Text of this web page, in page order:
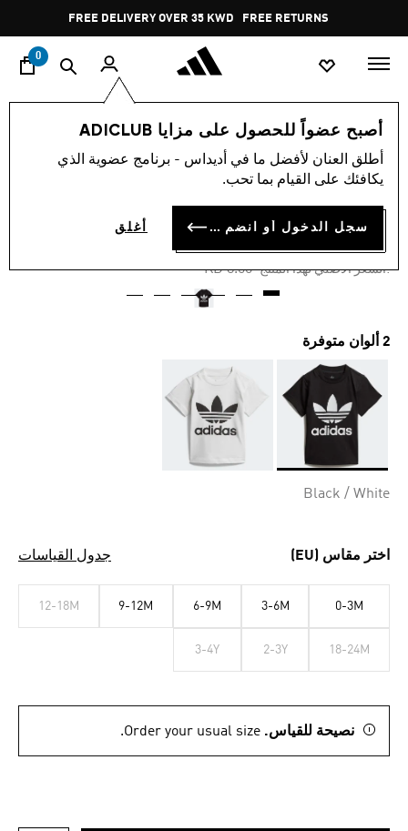
Pause
promotion
rotation
FREE DELIVERY OVER 35 KWD FREE RETURNS
0
أصبح عضواً للحصول على مزايا ADICLUB
أطلق العنان لأفضل ما في أديداس - برنامج عضوية الذي
يكافئك على القيام بما تحب.
سجل الدخول أو انضم الآن أغلق
الأطفال الملابس
-55%
تيشيرت TREFOIL
KD 3.60
:السعر الأصلي لهذا المنتج Price reduced from
KD 8.00
to
2 ألوان متوفرة
Black / White
اختر مقاس (EU) جدول القياسات
0-3M
3-6M
6-9M
9-12M
12-18M
18-24M
2-3Y
3-4Y
نصيحة للقياس. Order your usual size.